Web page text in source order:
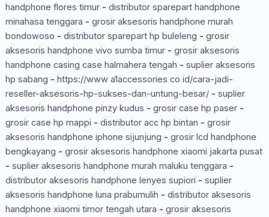
handphone flores timur- distributor sparepart handphone
minahasa tenggara - grosir aksesoris handphone murah
bondowoso - distributor sparepart hp buleleng - grosir
aksesoris handphone vivo sumba timur- grosir aksesoris
handphone casing case halmahera tengah - suplier aksesoris
hp sabang - https://www a1accessories co id/cara-jadi-
reseller-aksesoris-hp-sukses-dan-untung-besar/- suplier
aksesoris handphone pinzy kudus - grosir case hp paser-
grosir case hp mappi - distributor acc hp bintan - grosir
aksesoris handphone iphone sijunjung - grosir lcd handphone
bengkayang - grosir aksesoris handphone xiaomi jakarta pusat
- suplier aksesoris handphone murah maluku tenggara -
distributor aksesoris handphone lenyes supiori - suplier
aksesoris handphone luna prabumulih - distributor aksesoris
handphone xiaomi timor tengah utara - grosir aksesoris